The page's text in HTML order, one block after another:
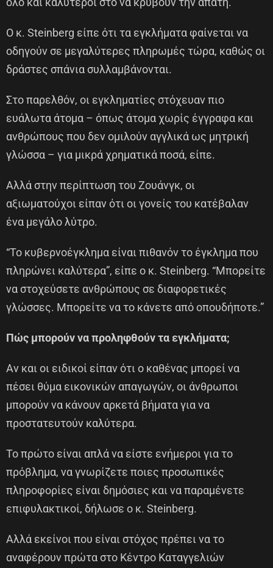
Ο κ. Steinberg είπε ότι τα εγκλήματα φαίνεται να
οδηγούν σε μεγαλύτερες πληρωμές τώρα, καθώς οι
δράστες σπάνια συλλαμβάνονται.
Στο παρελθόν, οι εγκληματίες στόχευαν πιο
ευάλωτα άτομα – όπως άτομα χωρίς έγγραφα και
ανθρώπους που δεν ομιλούν αγγλικά ως μητρική
γλώσσα – για μικρά χρηματικά ποσά, είπε.
Αλλά στην περίπτωση του Ζουάνγκ, οι
αξιωματούχοι είπαν ότι οι γονείς του κατέβαλαν
ένα μεγάλο λύτρο.
“Το κυβερνοέγκλημα είναι πιθανόν το έγκλημα που
πληρώνει καλύτερα”, είπε ο κ. Steinberg. “Μπορείτε
να στοχεύσετε ανθρώπους σε διαφορετικές
γλώσσες. Μπορείτε να το κάνετε από οπουδήποτε.”
Πώς μπορούν να προληφθούν τα εγκλήματα;
Αν και οι ειδικοί είπαν ότι ο καθένας μπορεί να
πέσει θύμα εικονικών απαγωγών, οι άνθρωποι
μπορούν να κάνουν αρκετά βήματα για να
προστατευτούν καλύτερα.
Το πρώτο είναι απλά να είστε ενήμεροι για το
πρόβλημα, να γνωρίζετε ποιες προσωπικές
πληροφορίες είναι δημόσιες και να παραμένετε
επιφυλακτικοί, δήλωσε ο κ. Steinberg.
Αλλά εκείνοι που είναι στόχος πρέπει να το
αναφέρουν πρώτα στο Κέντρο Καταγγελιών